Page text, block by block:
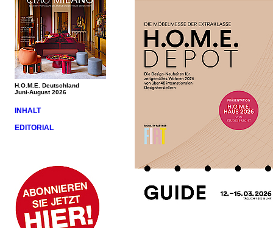
H.O.M.E. Deutschland
Juni-August 2026
INHALT
EDITORIAL